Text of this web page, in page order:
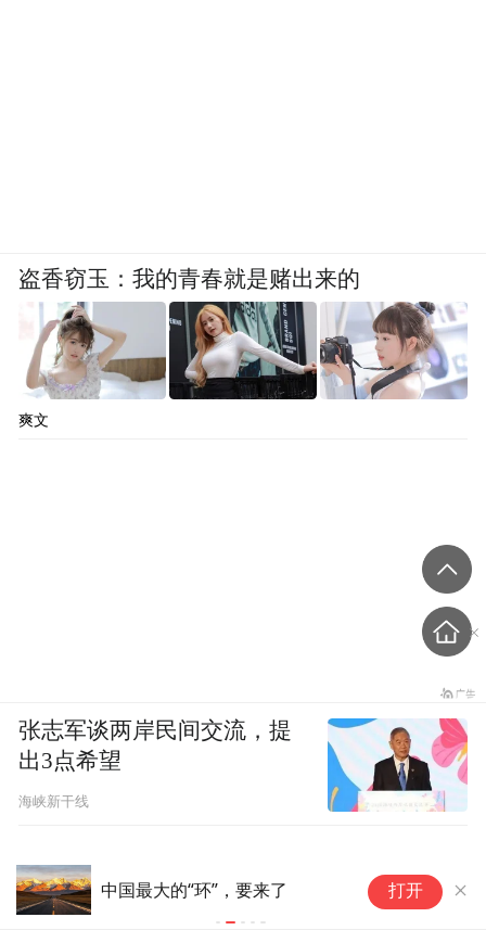
中国最大的“环”，要来了 打开
盗香窃玉：我的青春就是赌出来的
爽文
张志军谈两岸民间交流，提
出3点希望
海峡新干线